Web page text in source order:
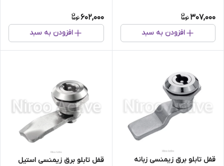
307,000
افزودن به سبد
602,000
افزودن به سبد
قفل تابلو برق زیمنسی زبانه
قفل تابلو برق زیمنسی استیل